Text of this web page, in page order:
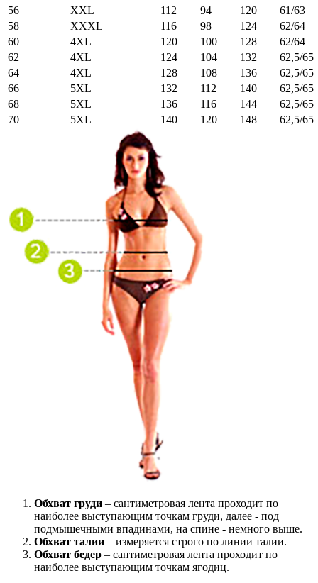
56
XXL 112 94 120
61/63
58
XXXL 116 98 124
62/64
60
4XL 120 100 128
62/64
62
4XL 124 104 132
62,5/65
64
4XL 128 108 136
62,5/65
66
5XL 132 112 140
62,5/65
68
5XL 136 116 144
62,5/65
70
5XL 140 120 148 62,5/65
Обхват груди – сантиметровая лента проходит по
наиболее выступающим точкам груди, далее - под
подмышечными впадинами, на спине - немного выше.
Обхват талии – измеряется строго по линии талии.
Обхват бедер – сантиметровая лента проходит по
наиболее выступающим точкам ягодиц.